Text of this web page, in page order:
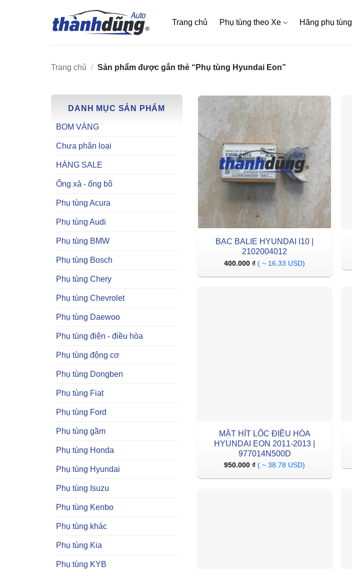
Trang chủ Phụ tùng theo Xe Hãng phụ tùng
Trang chủ / Sản phẩm được gắn thẻ “Phụ tùng Hyundai Eon”
DANH MỤC SẢN PHẨM
BOM VÀNG
Chưa phân loại
HÀNG SALE
Ống xả - ống bô
Phụ tùng Acura
Phụ tùng Audi
Phụ tùng BMW
Phụ tùng Bosch
Phụ tùng Chery
Phụ tùng Chevrolet
Phụ tùng Daewoo
Phụ tùng điện - điều hòa
Phụ tùng động cơ
Phụ tùng Dongben
Phụ tùng Fiat
Phụ tùng Ford
Phụ tùng gầm
Phụ tùng Honda
Phụ tùng Hyundai
Phụ tùng Isuzu
Phụ tùng Kenbo
Phụ tùng khác
Phụ tùng Kia
Phụ tùng KYB
BẠC BALIE HYUNDAI I10 |
2102004012
400.000₫ ( ~ 16.33 USD)
MẶT HÍT LỐC ĐIỀU HÒA
HYUNDAI EON 2011-2013 |
977014N500D
950.000₫ ( ~ 38.78 USD)